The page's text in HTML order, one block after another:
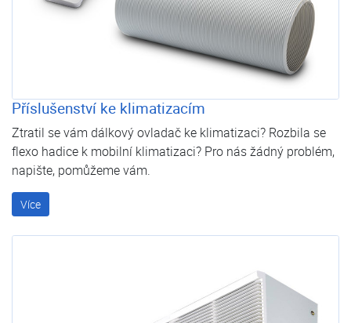
Příslušenství ke klimatizacím
Ztratil se vám dálkový ovladač ke klimatizaci? Rozbila se
flexo hadice k mobilní klimatizaci? Pro nás žádný problém,
napište, pomůžeme vám.
Více